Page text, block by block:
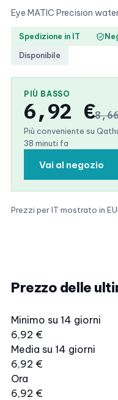
Eye MATIC Precision
Spedizione in IT
Disponibile
PIÙ BASSO
6,92 €
Più conveniente su
38 minuti fa
Vai al negozio
Prezzi per IT·mostrato in
Prezzo delle
Minimo su 14 giorni
6,92 €
Media su 14 giorni
6,92 €
Ora
6,92 €